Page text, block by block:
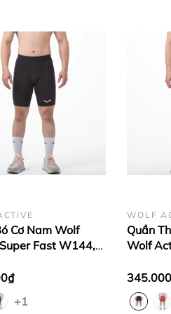
Cơ Nam Wolf
Fast W144,
Mịn, Co Giãn 4
+1
WOLF
Quần
Wolf
Cầu
Động